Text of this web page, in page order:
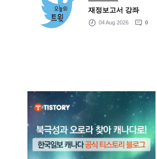
재정보고서 강좌
04 Aug 2026 0